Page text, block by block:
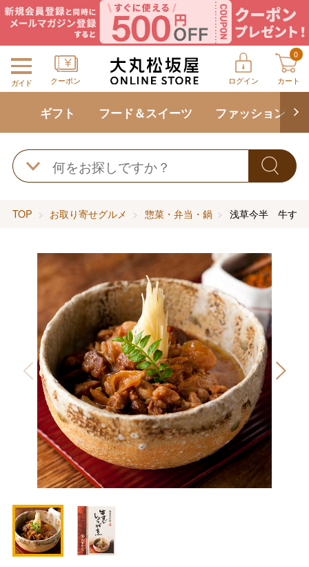
ガイド クーポン ログイン
0
カート
ギフト フード＆スイーツ ファッション
TOP お取り寄せグルメ 惣菜・弁当・鍋 浅草今半 牛す